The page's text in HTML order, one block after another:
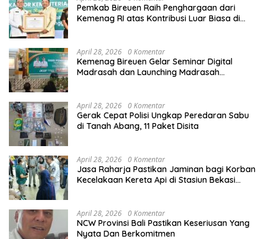
Pemkab Bireuen Raih Penghargaan dari
Kemenag RI atas Kontribusi Luar Biasa di
April 28, 2026 0 Komentar
Kemenag Bireuen Gelar Seminar Digital
Madrasah dan Launching Madrasah
April 28, 2026 0 Komentar
Gerak Cepat Polisi Ungkap Peredaran Sabu
di Tanah Abang, 11 Paket Disita
April 28, 2026 0 Komentar
Jasa Raharja Pastikan Jaminan bagi Korban
Kecelakaan Kereta Api di Stasiun Bekasi
April 28, 2026 0 Komentar
NCW Provinsi Bali Pastikan Keseriusan Yang
Nyata Dan Berkomitmen